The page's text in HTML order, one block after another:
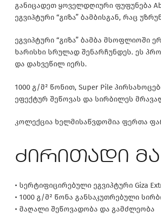
განიცადეთ ყოველდღიური ფუფუნება
ეგვიპტური “გიზა” ბამბისგან, რაც
ეგვიპტური “გიზა” ბამბა მსოფლიოში
ხარისხი სრულად შენარჩუნდეს. ეს
და დახვეწილ იერს.
1000 გ/მ² წონით, Super Pile
ეფექტურ შეწოვას და სირბილეს
კოლექცია ხელმისაწვდომია ფერთა
ძირითადი
• სერტიფიცირებული ეგვიპტური Giza
• 1000 გ/მ² წონა განსაკუთრებული
• მაღალი შეწოვადობა და გამძლეობა